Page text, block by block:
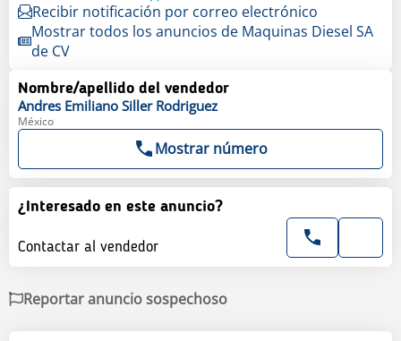
Recibir notificación por correo electrónico
Mostrar todos los anuncios de Maquinas Diesel SA
de CV
Nombre/apellido del vendedor
Andres Emiliano Siller Rodriguez
México
Mostrar número
¿Interesado en este anuncio?
Contactar al vendedor
Reportar anuncio sospechoso